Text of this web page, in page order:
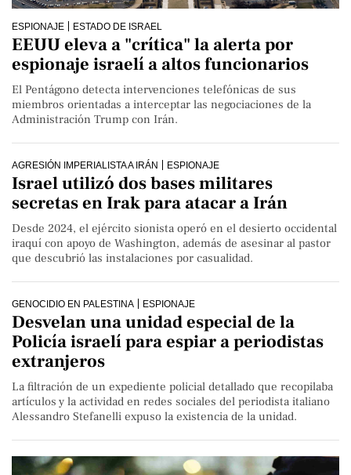
ESPIONAJE ESTADO DE ISRAEL
EEUU eleva a "crítica" la alerta por
espionaje israelí a altos funcionarios
El Pentágono detecta intervenciones telefónicas de sus
miembros ​​​​​​​orientadas a interceptar las negociaciones de la
Administración Trump con Irán.
AGRESIÓN IMPERIALISTA A IRÁN ESPIONAJE
Israel utilizó dos bases militares
secretas en Irak para atacar a Irán
Desde 2024, el ejército sionista operó en el desierto occidental
iraquí con apoyo de Washington, además de asesinar al pastor
que descubrió las instalaciones por casualidad.
GENOCIDIO EN PALESTINA ESPIONAJE
Desvelan una unidad especial de la
Policía israelí para espiar a periodistas
extranjeros
La filtración de un expediente policial detallado que recopilaba
artículos y la actividad en redes sociales del periodista italiano
Alessandro Stefanelli expuso la existencia de la unidad.